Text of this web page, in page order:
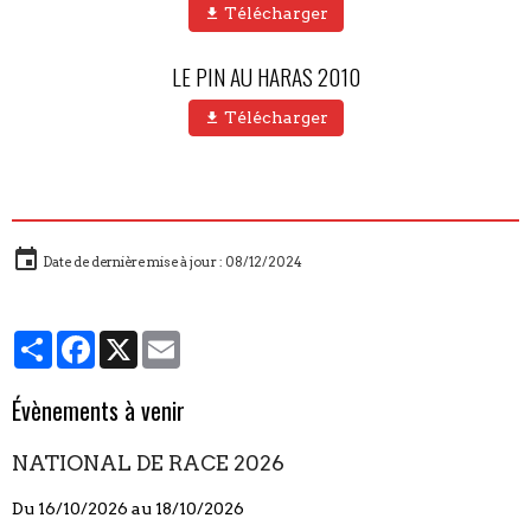
Télécharger
LE PIN AU HARAS 2010
Télécharger
Date de dernière mise à jour : 08/12/2024
PartagerFacebook
X
Évènements à venir
NATIONAL DE RACE 2026
Du 16/10/2026 au 18/10/2026